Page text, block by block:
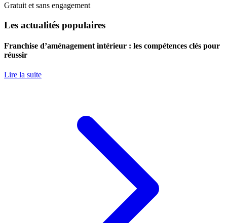
Gratuit et sans engagement
Les actualités populaires
Franchise d’aménagement intérieur : les compétences clés pour
réussir
Lire la suite